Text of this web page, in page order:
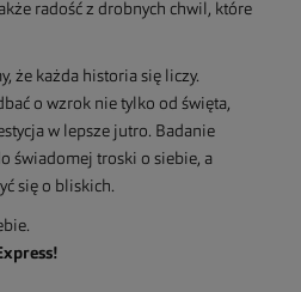
radość z drobnych chwil, które
że każda historia się liczy.
o wzrok nie tylko od święta,
w lepsze jutro. Badanie
świadomej troski o siebie, a
się o bliskich.